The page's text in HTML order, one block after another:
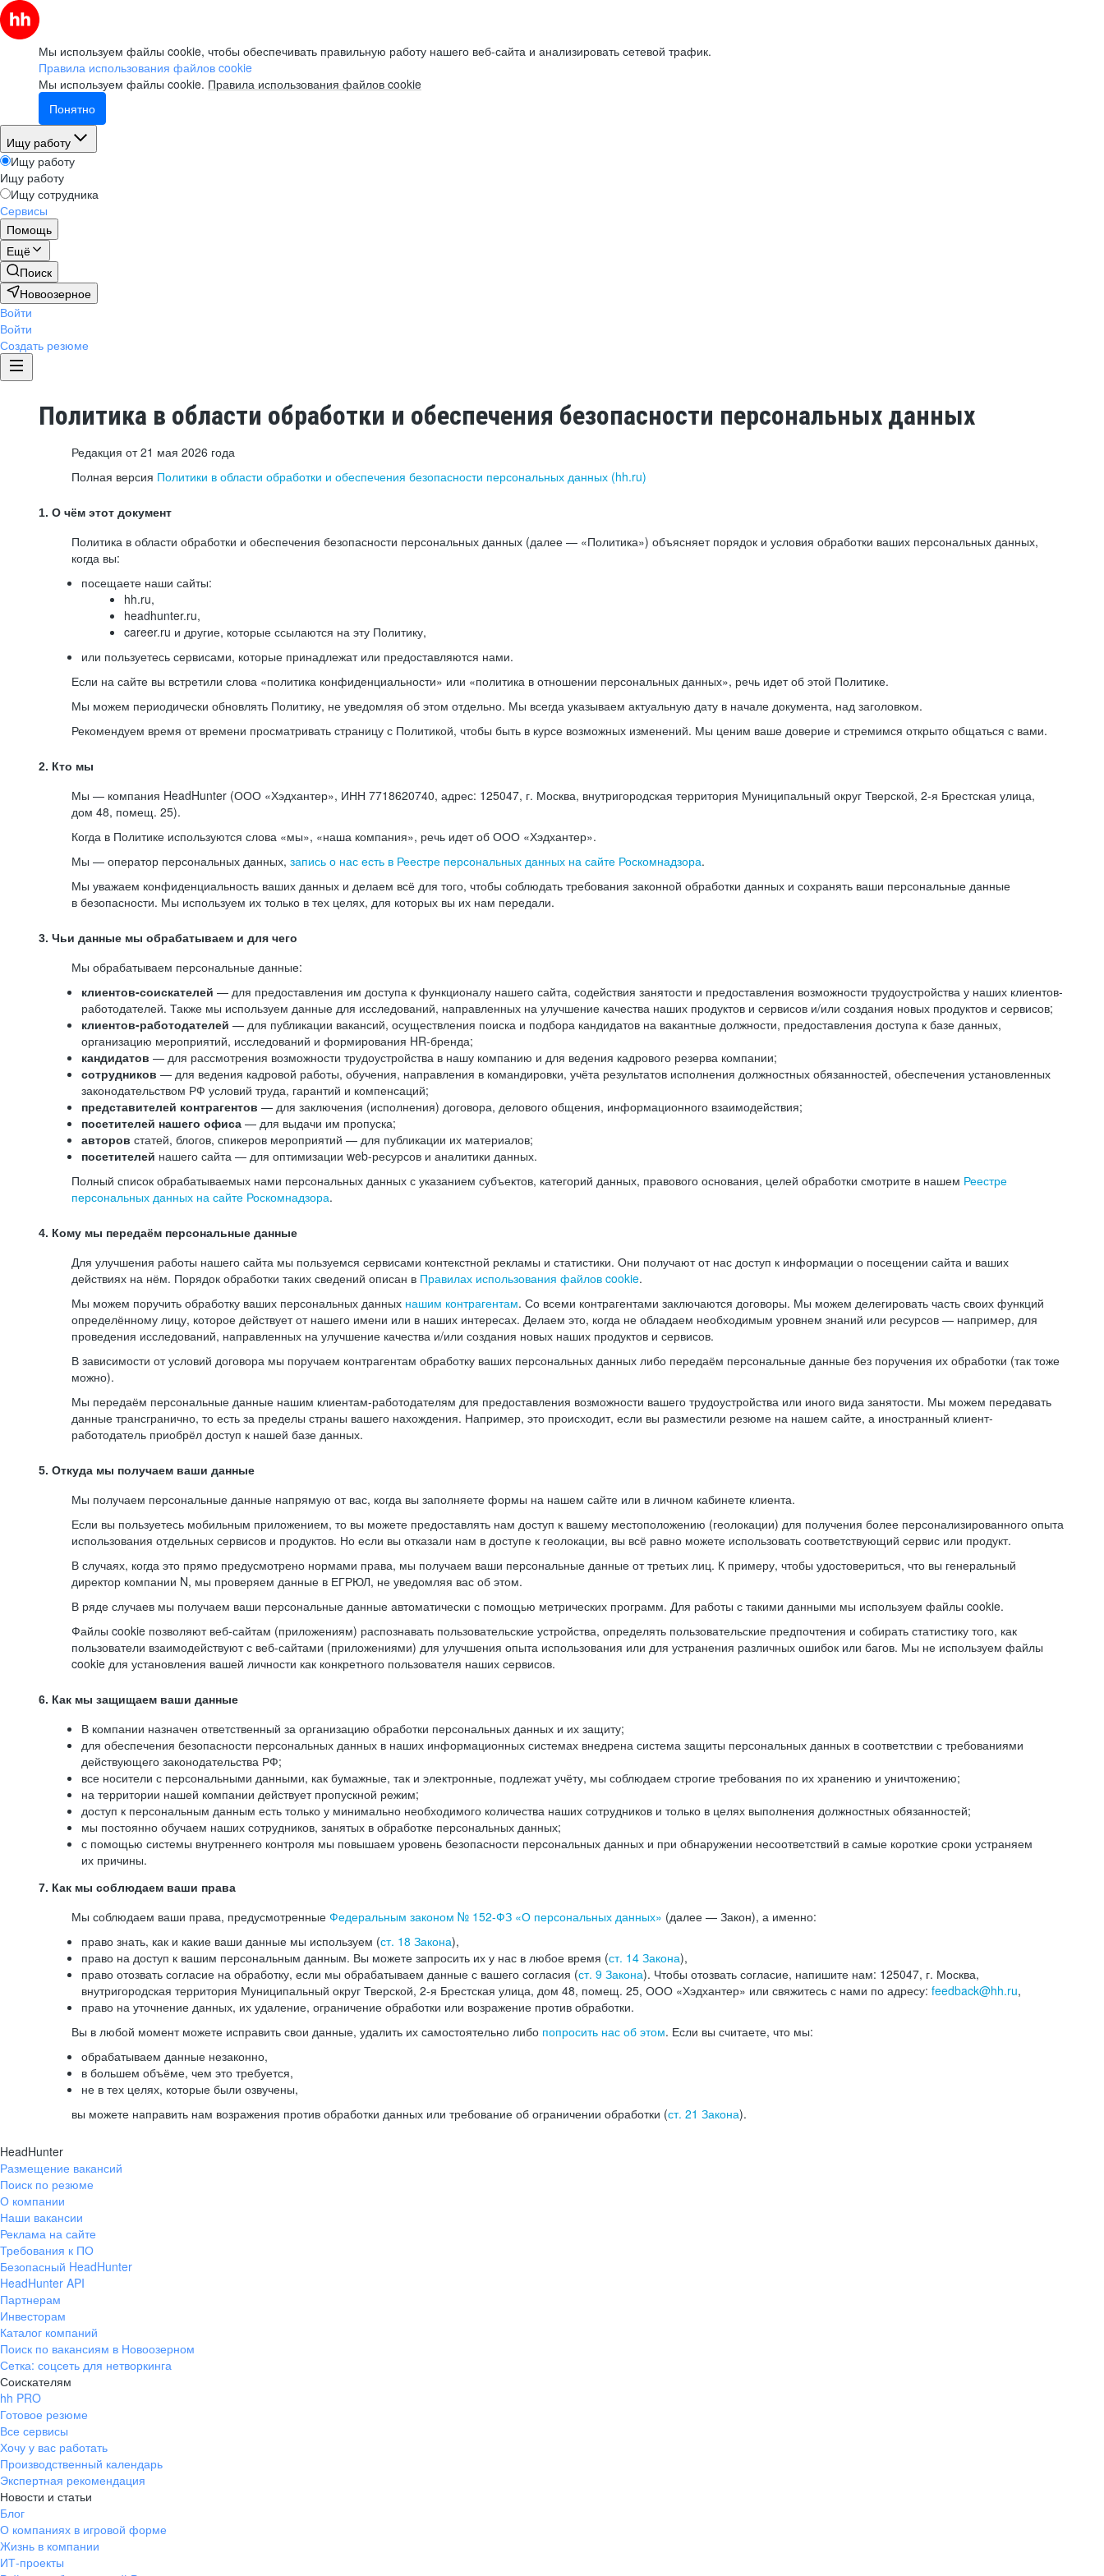
Мы используем файлы cookie, чтобы обеспечивать правильную работу нашего веб-сайта и анализировать сетевой трафик.
Правила использования файлов cookie
Мы используем файлы cookie. Правила использования файлов cookie
Понятно
Ищу работу
Ищу работу
Ищу работу
Ищу сотрудника
Сервисы
Помощь
Ещё
Поиск
Новоозерное
Войти
Войти
Создать резюме
Политика в области обработки и обеспечения безопасности персональных данных
Редакция от 21 мая 2026 года
Полная версия Политики в области обработки и обеспечения безопасности персональных данных (hh.ru)
1. О чём этот документ
Политика в области обработки и обеспечения безопасности персональных данных (далее — «Политика») объясняет порядок и условия обработки ваших персональных данных,
когда вы:
посещаете наши сайты:
hh.ru,
headhunter.ru,
career.ru и другие, которые ссылаются на эту Политику,
или пользуетесь сервисами, которые принадлежат или предоставляются нами.
Если на сайте вы встретили слова «политика конфиденциальности» или «политика в отношении персональных данных», речь идет об этой Политике.
Мы можем периодически обновлять Политику, не уведомляя об этом отдельно. Мы всегда указываем актуальную дату в начале документа, над заголовком.
Рекомендуем время от времени просматривать страницу с Политикой, чтобы быть в курсе возможных изменений. Мы ценим ваше доверие и стремимся открыто общаться с вами.
2. Кто мы
Мы — компания HeadHunter (ООО «Хэдхантер», ИНН 7718620740, адрес: 125047, г. Москва, внутригородская территория Муниципальный округ Тверской, 2-я Брестская улица,
дом 48, помещ. 25).
Когда в Политике используются слова «мы», «наша компания», речь идет об ООО «Хэдхантер».
Мы — оператор персональных данных, запись о нас есть в Реестре персональных данных на сайте Роскомнадзора.
Мы уважаем конфиденциальность ваших данных и делаем всё для того, чтобы соблюдать требования законной обработки данных и сохранять ваши персональные данные
в безопасности. Мы используем их только в тех целях, для которых вы их нам передали.
3. Чьи данные мы обрабатываем и для чего
Мы обрабатываем персональные данные:
клиентов-соискателей — для предоставления им доступа к функционалу нашего сайта, содействия занятости и предоставления возможности трудоустройства у наших клиентов-
работодателей. Также мы используем данные для исследований, направленных на улучшение качества наших продуктов и сервисов и/или создания новых продуктов и сервисов;
клиентов-работодателей — для публикации вакансий, осуществления поиска и подбора кандидатов на вакантные должности, предоставления доступа к базе данных,
организацию мероприятий, исследований и формирования HR-бренда;
кандидатов — для рассмотрения возможности трудоустройства в нашу компанию и для ведения кадрового резерва компании;
сотрудников — для ведения кадровой работы, обучения, направления в командировки, учёта результатов исполнения должностных обязанностей, обеспечения установленных
законодательством РФ условий труда, гарантий и компенсаций;
представителей контрагентов — для заключения (исполнения) договора, делового общения, информационного взаимодействия;
посетителей нашего офиса — для выдачи им пропуска;
авторов статей, блогов, спикеров мероприятий — для публикации их материалов;
посетителей нашего сайта — для оптимизации web-ресурсов и аналитики данных.
Полный список обрабатываемых нами персональных данных с указанием субъектов, категорий данных, правового основания, целей обработки смотрите в нашем Реестре
персональных данных на сайте Роскомнадзора.
4. Кому мы передаём персональные данные
Для улучшения работы нашего сайта мы пользуемся сервисами контекстной рекламы и статистики. Они получают от нас доступ к информации о посещении сайта и ваших
действиях на нём. Порядок обработки таких сведений описан в Правилах использования файлов cookie.
Мы можем поручить обработку ваших персональных данных нашим контрагентам. Со всеми контрагентами заключаются договоры. Мы можем делегировать часть своих функций
определённому лицу, которое действует от нашего имени или в наших интересах. Делаем это, когда не обладаем необходимым уровнем знаний или ресурсов — например, для
проведения исследований, направленных на улучшение качества и/или создания новых наших продуктов и сервисов.
В зависимости от условий договора мы поручаем контрагентам обработку ваших персональных данных либо передаём персональные данные без поручения их обработки (так тоже
можно).
Мы передаём персональные данные нашим клиентам-работодателям для предоставления возможности вашего трудоустройства или иного вида занятости. Мы можем передавать
данные трансгранично, то есть за пределы страны вашего нахождения. Например, это происходит, если вы разместили резюме на нашем сайте, а иностранный клиент-
работодатель приобрёл доступ к нашей базе данных.
5. Откуда мы получаем ваши данные
Мы получаем персональные данные напрямую от вас, когда вы заполняете формы на нашем сайте или в личном кабинете клиента.
Если вы пользуетесь мобильным приложением, то вы можете предоставлять нам доступ к вашему местоположению (геолокации) для получения более персонализированного опыта
использования отдельных сервисов и продуктов. Но если вы отказали нам в доступе к геолокации, вы всё равно можете использовать соответствующий сервис или продукт.
В случаях, когда это прямо предусмотрено нормами права, мы получаем ваши персональные данные от третьих лиц. К примеру, чтобы удостовериться, что вы генеральный
директор компании N, мы проверяем данные в ЕГРЮЛ, не уведомляя вас об этом.
В ряде случаев мы получаем ваши персональные данные автоматически с помощью метрических программ. Для работы с такими данными мы используем файлы cookie.
Файлы cookie позволяют веб-сайтам (приложениям) распознавать пользовательские устройства, определять пользовательские предпочтения и собирать статистику того, как
пользователи взаимодействуют с веб-сайтами (приложениями) для улучшения опыта использования или для устранения различных ошибок или багов. Мы не используем файлы
cookie для установления вашей личности как конкретного пользователя наших сервисов.
6. Как мы защищаем ваши данные
В компании назначен ответственный за организацию обработки персональных данных и их защиту;
для обеспечения безопасности персональных данных в наших информационных системах внедрена система защиты персональных данных в соответствии с требованиями
действующего законодательства РФ;
все носители с персональными данными, как бумажные, так и электронные, подлежат учёту, мы соблюдаем строгие требования по их хранению и уничтожению;
на территории нашей компании действует пропускной режим;
доступ к персональным данным есть только у минимально необходимого количества наших сотрудников и только в целях выполнения должностных обязанностей;
мы постоянно обучаем наших сотрудников, занятых в обработке персональных данных;
с помощью системы внутреннего контроля мы повышаем уровень безопасности персональных данных и при обнаружении несоответствий в самые короткие сроки устраняем
их причины.
7. Как мы соблюдаем ваши права
Мы соблюдаем ваши права, предусмотренные Федеральным законом № 152-ФЗ «О персональных данных» (далее — Закон), а именно:
право знать, как и какие ваши данные мы используем (ст. 18 Закона),
право на доступ к вашим персональным данным. Вы можете запросить их у нас в любое время (ст. 14 Закона),
право отозвать согласие на обработку, если мы обрабатываем данные с вашего согласия (ст. 9 Закона). Чтобы отозвать согласие, напишите нам: 125047, г. Москва,
внутригородская территория Муниципальный округ Тверской, 2-я Брестская улица, дом 48, помещ. 25, ООО «Хэдхантер» или свяжитесь с нами по адресу: feedback@hh.ru,
право на уточнение данных, их удаление, ограничение обработки или возражение против обработки.
Вы в любой момент можете исправить свои данные, удалить их самостоятельно либо попросить нас об этом. Если вы считаете, что мы:
обрабатываем данные незаконно,
в большем объёме, чем это требуется,
не в тех целях, которые были озвучены,
вы можете направить нам возражения против обработки данных или требование об ограничении обработки (ст. 21 Закона).
HeadHunter
Размещение вакансий
Поиск по резюме
О компании
Наши вакансии
Реклама на сайте
Требования к ПО
Безопасный HeadHunter
HeadHunter API
Партнерам
Инвесторам
Каталог компаний
Поиск по вакансиям в Новоозерном
Сетка: соцсеть для нетворкинга
Соискателям
hh PRO
Готовое резюме
Все сервисы
Хочу у вас работать
Производственный календарь
Экспертная рекомендация
Новости и статьи
Блог
О компаниях в игровой форме
Жизнь в компании
ИТ-проекты